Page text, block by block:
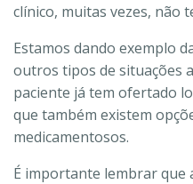
clínico, muitas vezes, não
Estamos dando exemplo
outros tipos de situações
paciente já tem ofertado
que também existem
medicamentosos.
É importante lembrar que